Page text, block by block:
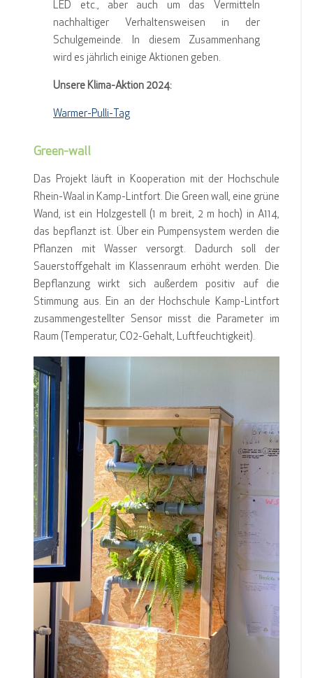
LED etc., aber auch um das Vermitteln
nachhaltiger Verhaltensweisen in der
Schulgemeinde. In diesem Zusammenhang
wird es jährlich einige Aktionen geben.
Unsere Klima-Aktion 2024:
Warmer-Pulli-Tag
Green-wall
Das Projekt läuft in Kooperation mit der Hochschule
Rhein-Waal in Kamp-Lintfort. Die Green wall, eine grüne
Wand, ist ein Holzgestell (1 m breit, 2 m hoch) in A114,
das bepflanzt ist. Über ein Pumpensystem werden die
Pflanzen mit Wasser versorgt. Dadurch soll der
Sauerstoffgehalt im Klassenraum erhöht werden. Die
Bepflanzung wirkt sich außerdem positiv auf die
Stimmung aus. Ein an der Hochschule Kamp-Lintfort
zusammengestellter Sensor misst die Parameter im
Raum (Temperatur, CO2-Gehalt, Luftfeuchtigkeit).